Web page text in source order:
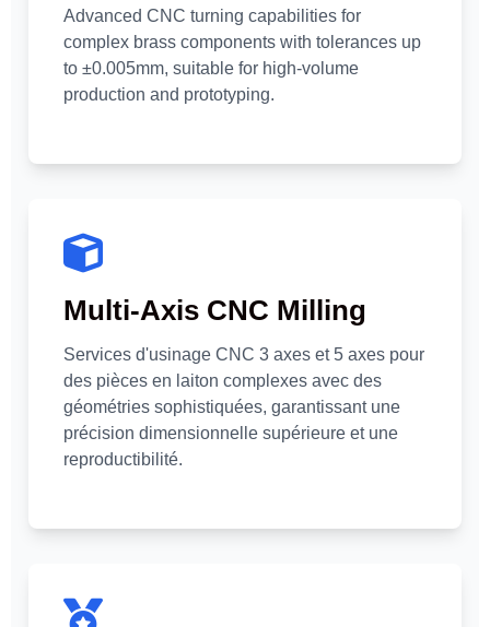
Advanced CNC turning capabilities for
complex brass components with tolerances up
to ±0.005mm, suitable for high-volume
production and prototyping.
Multi-Axis CNC Milling
Services d'usinage CNC 3 axes et 5 axes pour
des pièces en laiton complexes avec des
géométries sophistiquées, garantissant une
précision dimensionnelle supérieure et une
reproductibilité.